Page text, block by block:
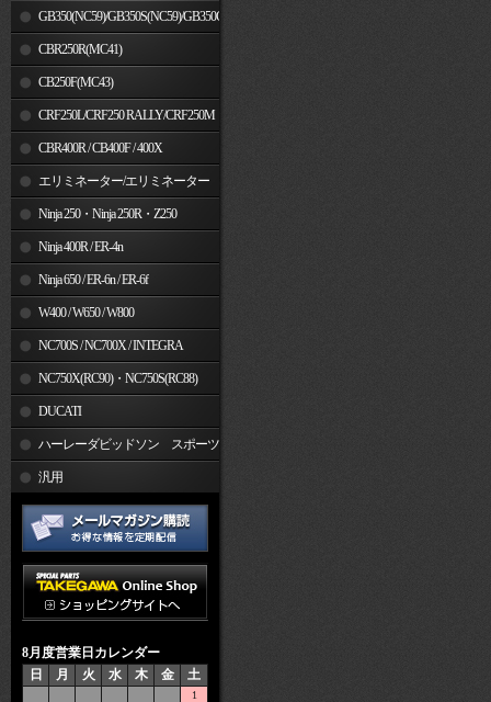
GB350(NC59)/GB350S(NC59)/GB350C(NC64)
CBR250R(MC41)
CB250F(MC43)
CRF250L/CRF250 RALLY/CRF250M
CBR400R / CB400F / 400X
エリミネーター/エリミネーター
SE Ninja 250・Ninja 250R・Z250
Ninja 400R / ER-4n
Ninja 650 / ER-6n / ER-6f
W400 / W650 / W800
NC700S / NC700X / INTEGRA
NC750X(RC90)・NC750S(RC88)
DUCATI
ハーレーダビッドソン スポーツ
スター汎用
8月度営業日カレンダー
日
月 火 水 木 金 土
1